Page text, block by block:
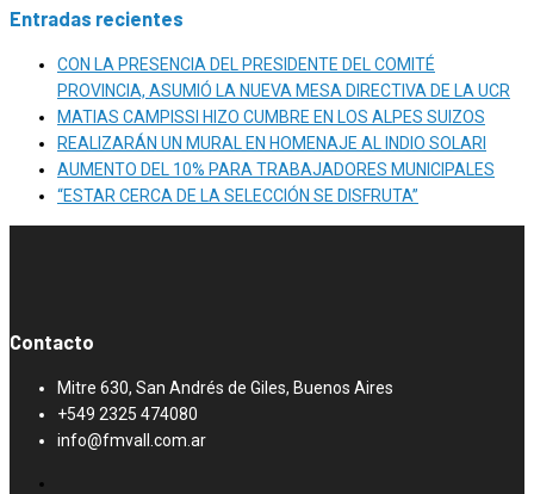
Entradas recientes
CON LA PRESENCIA DEL PRESIDENTE DEL COMITÉ
PROVINCIA, ASUMIÓ LA NUEVA MESA DIRECTIVA DE LA UCR
MATIAS CAMPISSI HIZO CUMBRE EN LOS ALPES SUIZOS
REALIZARÁN UN MURAL EN HOMENAJE AL INDIO SOLARI
AUMENTO DEL 10% PARA TRABAJADORES MUNICIPALES
“ESTAR CERCA DE LA SELECCIÓN SE DISFRUTA”
Contacto
Mitre 630, San Andrés de Giles, Buenos Aires
+549 2325 474080
info@fmvall.com.ar